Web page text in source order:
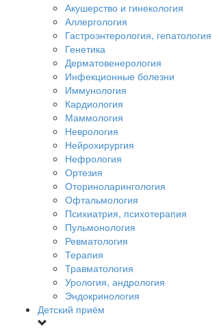
Акушерство и гинекология
Аллергология
Гастроэнтерология, гепатология
Генетика
Дерматовенерология
Инфекционные болезни
Иммунология
Кардиология
Маммология
Неврология
Нейрохирургия
Нефрология
Ортезия
Оториноларингология
Офтальмология
Психиатрия, психотерапия
Пульмонология
Ревматология
Терапия
Травматология
Урология, андрология
Эндокринология
Детский приём